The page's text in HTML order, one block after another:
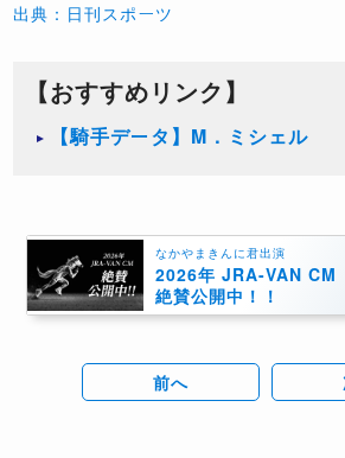
出典：日刊スポーツ
【おすすめリンク】
【騎手データ】M．ミシェル
なかやまきんに君出演
2026年 JRA-VAN CM
絶賛公開中！！
前へ